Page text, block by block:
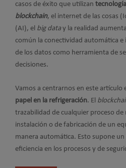
casos de éxito que utilizan
blockchain, el internet de las cosas
(AI), el big datay la realidad
común la conectividad automática e
de los datos como herramienta de
decisiones.
Vamos a centrarnos en este artículo
papel en la refrigeración. El
trazabilidad de cualquier proceso de
instalación o de fabricación de un
manera automática. Esto supone
eficiencia en los procesos y de